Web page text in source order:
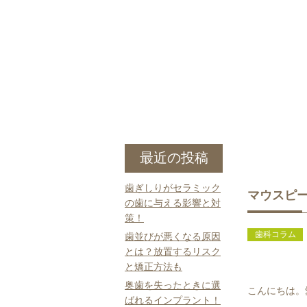
マウスピ
歯科コラム
こんにちは
最近の投稿
歯ぎしりがセラミック
の歯に与える影響と対
策！
歯並びが悪くなる原因
とは？放置するリスク
と矯正方法も
奥歯を失ったときに選
ばれるインプラント！